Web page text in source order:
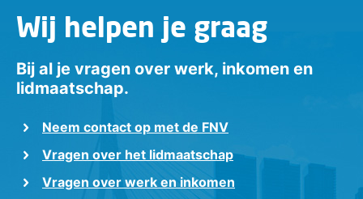
Wij helpen je graag
Bij al je vragen over werk, inkomen en
lidmaatschap.
Neem contact op met de FNV
Vragen over het lidmaatschap
Vragen over werk en inkomen